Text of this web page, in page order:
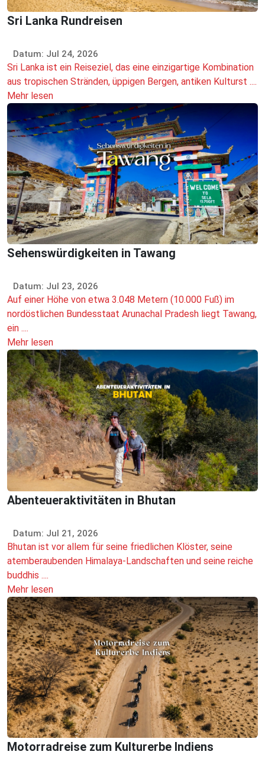
Sri Lanka Rundreisen
Datum: Jul 24, 2026
Sri Lanka ist ein Reiseziel, das eine einzigartige Kombination
aus tropischen Stränden, üppigen Bergen, antiken Kulturst ....
Mehr lesen
Sehenswürdigkeiten in Tawang
Datum: Jul 23, 2026
Auf einer Höhe von etwa 3.048 Metern (10.000 Fuß) im
nordöstlichen Bundesstaat Arunachal Pradesh liegt Tawang,
ein ....
Mehr lesen
Abenteueraktivitäten in Bhutan
Datum: Jul 21, 2026
Bhutan ist vor allem für seine friedlichen Klöster, seine
atemberaubenden Himalaya-Landschaften und seine reiche
buddhis ....
Mehr lesen
Motorradreise zum Kulturerbe Indiens